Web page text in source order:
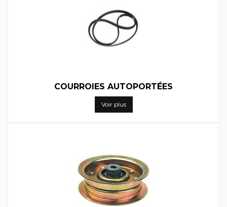
COURROIES AUTOPORTÉES
Voir plus